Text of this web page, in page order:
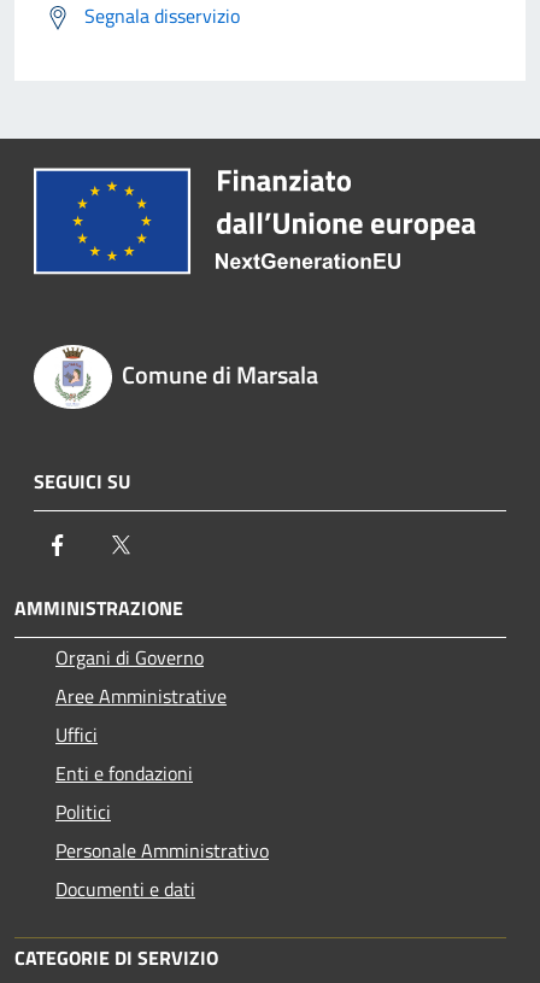
Segnala disservizio
Comune di Marsala
SEGUICI SU
Facebook
AMMINISTRAZIONE
Organi di Governo
Aree Amministrative
Uffici
Enti e fondazioni
Politici
Personale Amministrativo
Documenti e dati
CATEGORIE DI SERVIZIO